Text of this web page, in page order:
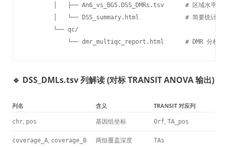
│   ├── An6_vs_BG5.DSS_DMRs.tsv      # 区域水平差
│   └── DSS_summary.html             # 简要统计摘
        └── qc/
└── dmr_multiqc_report.html      # DMR 分析质
🔹 DSS_DMLs.tsv 列解读 (对标 TRANSIT ANOVA 输出)
列名 含义 TRANSIT 对应列
chr, pos 基因组坐标 Orf, TA_pos
coverage_A, coverage_B 两组覆盖深度 TAs